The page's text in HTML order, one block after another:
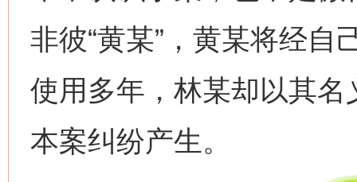
非彼“黄某”，黄某将经自
使用多年，林某却以其
本案纠纷产生。